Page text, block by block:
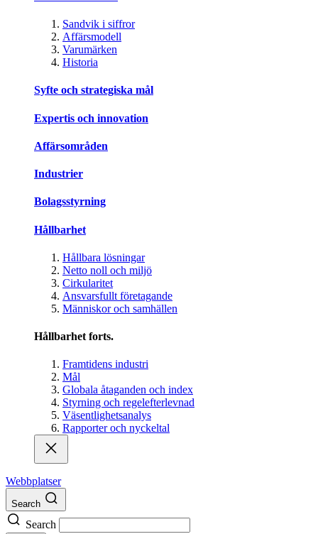
Sandvik i siffror
Affärsmodell
Varumärken
Historia
Syfte och strategiska mål
Expertis och innovation
Affärsområden
Industrier
Bolagsstyrning
Hållbarhet
Hållbara lösningar
Netto noll och miljö
Cirkularitet
Ansvarsfullt företagande
Människor och samhällen
Hållbarhet forts.
Framtidens industri
Mål
Globala åtaganden och index
Styrning och regelefterlevnad
Väsentlighetsanalys
Rapporter och nyckeltal
Webbplatser
Search
Search